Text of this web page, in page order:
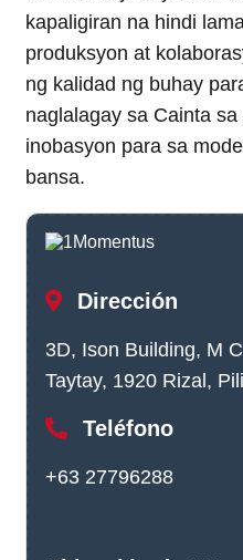
kapaligiran na hindi
produksyon at
ng kalidad ng buhay
naglalagay sa Cainta
inobasyon para sa
bansa.
Dirección
3D, Ison Building, M
Taytay, 1920 Rizal,
Teléfono
+63 27796288